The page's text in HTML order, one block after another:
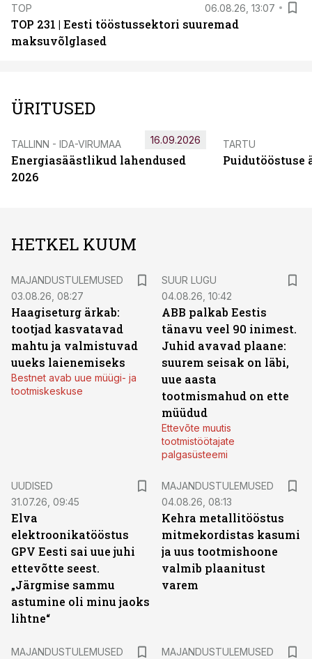
TOP 06.08.26, 13:07
TOP 231 | Eesti tööstussektori suuremad
maksuvõlglased
ÜRITUSED
TALLINN - IDA-VIRUMAA
Energiasäästlikud lahendused
2026
16.09.2026 TARTU
Puidutööstuse
HETKEL KUUM
MAJANDUSTULEMUSED
03.08.26, 08:27
Haagiseturg ärkab:
tootjad kasvatavad
mahtu ja valmistuvad
uueks laienemiseks
Bestnet avab uue müügi- ja
tootmiskeskuse
SUUR LUGU
04.08.26, 10:42
ABB palkab Eestis
tänavu veel 90 inimest.
Juhid avavad plaane:
suurem seisak on läbi,
uue aasta
tootmismahud on ette
müüdud
Ettevõte muutis
tootmistöötajate
palgasüsteemi
UUDISED
31.07.26, 09:45
Elva
elektroonikatööstus
GPV Eesti sai uue juhi
ettevõtte seest.
„Järgmise sammu
astumine oli minu jaoks
lihtne“
MAJANDUSTULEMUSED
04.08.26, 08:13
Kehra metallitööstus
mitmekordistas kasumi
ja uus tootmishoone
valmib plaanitust
varem
MAJANDUSTULEMUSED
MAJANDUSTULEMUSED